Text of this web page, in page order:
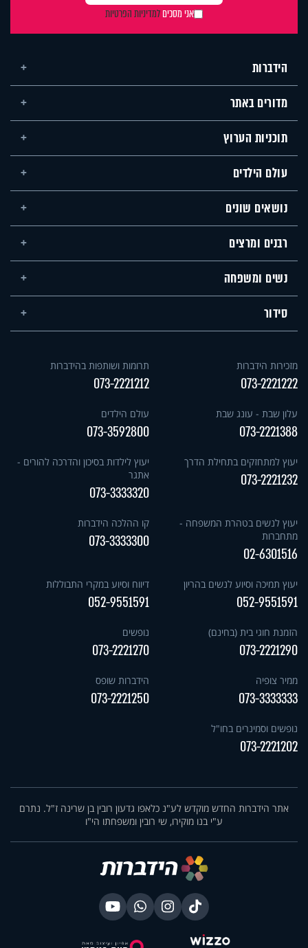
אני מסכיםלמדיניות הפרטיות
הידברות
מדורים באתר
תוכניות הערוץ
עולם הילדים
נושאים שונים
רבנים ומרצים
נשים ומשפחה
סידור
מזכירות הידברות
073-2221222
תרומות ושותפות בהידברות
073-2221212
עלון שבת - עונג שבת
073-2221388
עולם הילדים
073-3592800
יעוץ למתחזקים בתחילת הדרך
073-2221232
יעוץ לילדות בסיכון והדרכה להורים -
אתגר
073-3333320
יעוץ לנשים בטהרת המשפחה -
מתחברות
02-6301516
קו ההלכה הידברות
073-3333300
יעוץ תמיכה וסיוע לנשים בהריון
052-9551591
דיווח וסיוע במקרי התבוללות
052-9551591
הזמנת חוגי בית (בחינם)
073-2221290
נופשים
073-2221270
ממיר צופיה
073-3333333
הידברות שופס
073-2221250
נופשים וסמינרים בחו"ל
073-2221202
אתר הידברות החדש מוקדש לע"נ כלאפו גדעון רובין בן שרינה ז"ל. נתרם
ע"י בנו מוקירו, שי רובין ומשפחתו הי"ו